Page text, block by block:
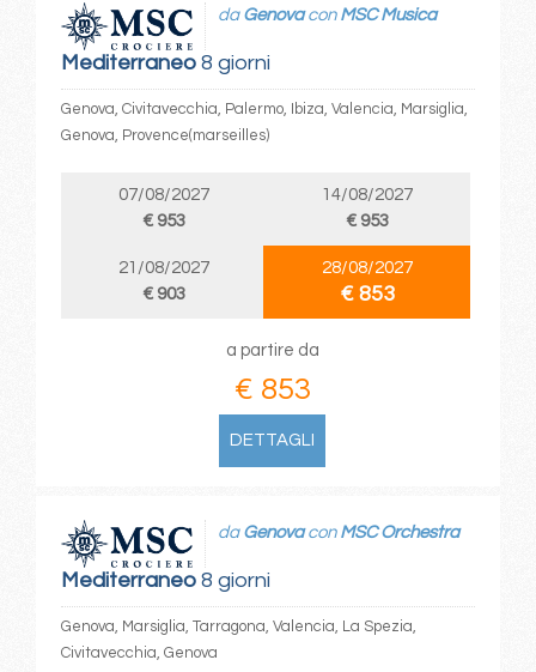
Mediterraneo8 giorni
da Genovacon MSC Musica
Genova, Civitavecchia, Palermo, Ibiza, Valencia, Marsiglia,
Genova, Provence(marseilles)
07/08/2027
€ 953
14/08/2027
€ 953
21/08/2027
€ 903
28/08/2027
€ 853
a partire da
€ 853
DETTAGLI
Mediterraneo8 giorni
da Genovacon MSC Orchestra
Genova, Marsiglia, Tarragona, Valencia, La Spezia,
Civitavecchia, Genova